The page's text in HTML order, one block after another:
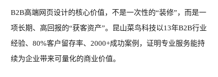
B2B高端网页设计的核心价值，不是一次性的“装修”，而是一
项长期、高回报的“获客资产”。昆山菜鸟科技以13年B2B行业
经验、80%客户留存率、2000+成功案例，证明专业服务能持
续为企业带来可量化的商业价值。